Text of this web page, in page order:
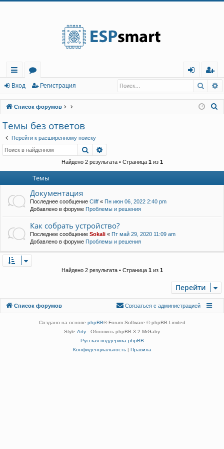
с
ы
лк
и
о
ру
м
ы
д
г
ис
тр
Вход Регистрация
Список форумов
Темы без ответов
Перейти к расширенному поиску
Поиск
Найдено 2 результата • Страница 1из 1
Темы
Документация
Последнее сообщение Cliff « Пн июн 06, 2022 2:40 pm
Добавлено в форуме Проблемы и решения
Как собрать устройство?
Последнее сообщение Sokali « Пт май 29, 2020 11:09 am
Добавлено в форуме Проблемы и решения
Найдено 2 результата • Страница 1из 1
Перейти
Список форумов
Связаться с
Связаться с администрацией
Создано на основе phpBB® Forum Software © phpBB Limited
Style Arty - Обновить phpBB 3.2 MrGaby
Русская поддержка phpBB
Конфиденциальность| Правила